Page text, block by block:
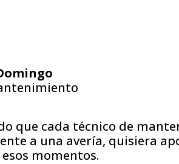
que cada técnico de
a una avería, quisiera
momentos.